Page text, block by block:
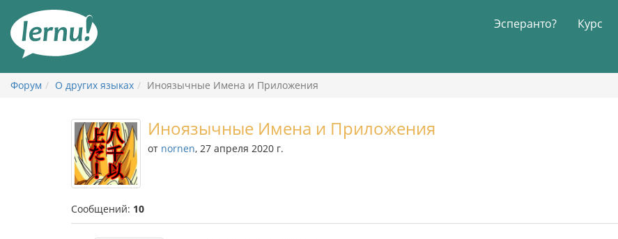
содержанию
Эсперанто? Курс
Форум О других языках Иноязычные Имена и Приложения
Иноязычные Имена и Приложения
от nornen, 27 апреля 2020 г.
Сообщений: 10